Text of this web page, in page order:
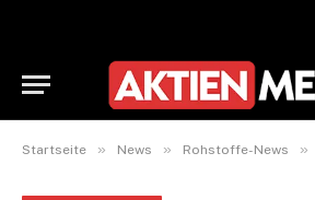
Startseite » News » Rohstoffe-News »